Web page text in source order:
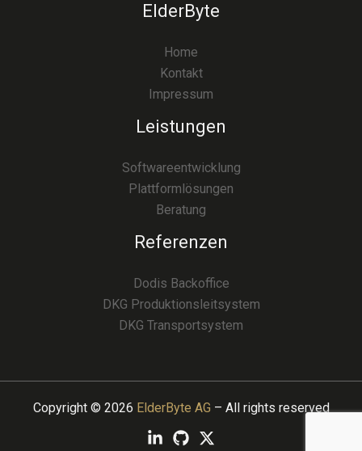
ElderByte
Home
Kontakt
Impressum
Leistungen
Softwareentwicklung
Plattformlösungen
Beratung
Referenzen
Dodis Backoffice
DKG Produktionsleitsystem
DKG Transportsystem
Copyright © 2026 ElderByte AG – All rights reserved